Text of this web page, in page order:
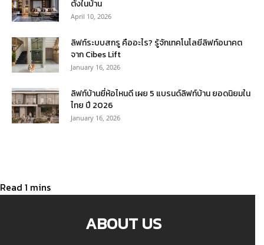
ตั้งในบ้าน
April 10, 2026
ลิฟท์ระบบสกรู คืออะไร? รู้จักเทคโนโลยีลิฟท์อนาคต
จาก Cibes Lift
January 16, 2026
ลิฟท์บ้านยี่ห้อไหนดี เผย 5 แบรนด์ลิฟท์บ้าน ยอดนิยมใน
ไทย ปี 2026
January 16, 2026
ABOUT US